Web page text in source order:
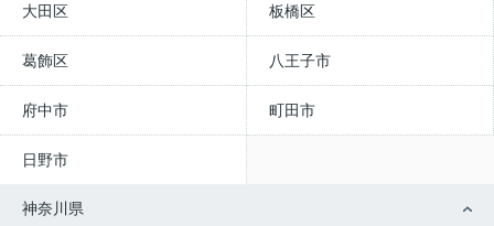
大田区 板橋区
葛飾区 八王子市
府中市 町田市
日野市
神奈川県